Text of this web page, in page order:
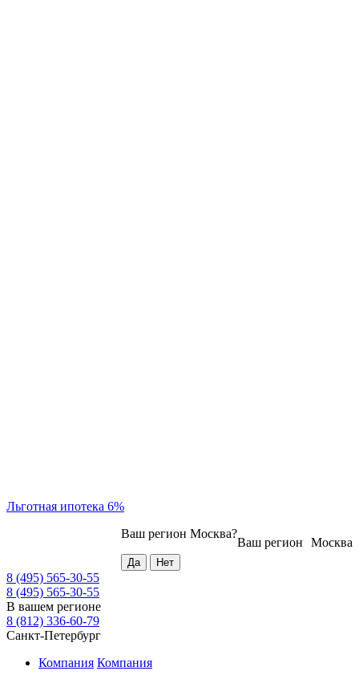
Льготная ипотека 6%
Москва
Ваш регион
Ваш регион Москва?
8 (495) 565-30-55
8 (495) 565-30-55
В вашем регионе
8 (812) 336-60-79
Санкт-Петербург
Компания Компания